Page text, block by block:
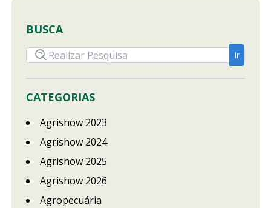
BUSCA
CATEGORIAS
Agrishow 2023
Agrishow 2024
Agrishow 2025
Agrishow 2026
Agropecuária